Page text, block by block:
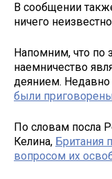
В сообщении
ничего
Напомним, что по
наемничество
деянием. Недавно
были
По словам посла
Келина, Британия
вопросом их